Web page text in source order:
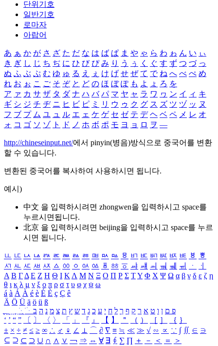
단위기호
일반기호
로마자
아랍어
あ ぁ か が さ ざ た だ な は ば ぱ ま や ゃ ら わ ゎ ん い ぃ
き ぎ し じ ち ぢ に ひ び ぴ み り う ぅ く ぐ す ず つ づ っ
ぬ ふ ぶ ぷ む ゆ ゅ る え ぇ け げ せ ぜ て で ね へ べ ぺ め
れ お ぉ こ ご そ ぞ と ど の ほ ぼ ぽ も よ ょ ろ を
ア ァ カ サ ザ タ ダ ナ ハ バ パ マ ヤ ャ ラ ワ ヮ ン イ ィ キ
ギ シ ジ チ ヂ ニ ヒ ビ ピ ミ リ ウ ゥ ク グ ス ズ ツ ヅ ッ ヌ
フ ブ プ ム ユ ュ ル エ ェ ケ ゲ セ ゼ テ デ ヘ ベ ペ メ レ オ
ォ コ ゴ ソ ゾ ト ド ノ ホ ボ ポ モ ヨ ョ ロ ヲ ―
http://chineseinput.net/에서 pinyin(병음)방식으로 중국어를 변환
할 수 있습니다.
변환된 중국어를 복사하여 사용하시면 됩니다.
예시)
中文 을 입력하시려면 zhongwen을 입력하시고 space를
누르시면됩니다.
北京 을 입력하시려면 beijing을 입력하시고 space를 누르
시면 됩니다.
ㅥ ㅦ ㅧ ㅨ ㅩ ㅪ ㅫ ㅬ ㅭ ㅮ ㅯ ㅰ ㅱ ㅲ ㅳ ㅴ ㅵ ㅶ ㅷ ㅸ
ㅹ
ㅺ ㅻ ㅼ ㅽ ㅾ ㅿ ㆀ ㆁ ㆂ ㆃ ㆄ ㆅ ㆆ ㆇ ㆈ ㆉ ㆊ ㆋ ㆌ ㆍ
ㆎ
Α Β ΓΔ Ε Ζ Η Θ Ι ΚΛ Μ Ν Ξ Ο Π Ρ Σ ΤΥ Φ Χ Ψ Ω α β γ δ ε ζ η
θ ι κ λ μ ν ξ ο π ρ σ τ υ φ χ ψ ω
á à Á À é è É È ç Ç ê
Ä Ö Ü ä ö ü ß
ִֶֹ ֻּ ׁׂ פ ם ן ו ט א ר ק ף ך ל ח י ע כ ג ד ש ץ ת צ מ נ ה ב
‘ ’ “ ” 〔 〕 〈 〉 「 」 『 』 【 】 ＂ （ ） ［ ］ ｛ ｝
± × ÷ ≠ ≤ ≥ ∞ ∴ ♂ ♀ ∠ ⊥ ⌒ ∂ ∇ ≡ ≒ ≪ ≫ √ ∽ ∝ ∵ ∫ ∬ ∈ ∋
⊆ ⊇ ⊂ ⊃ ∪ ∩ ∧ ∨ ￢ ⇒ ⇔ ∀ ∃ ∮ ∑ ∏ ＋ － ＜ ＝
＞